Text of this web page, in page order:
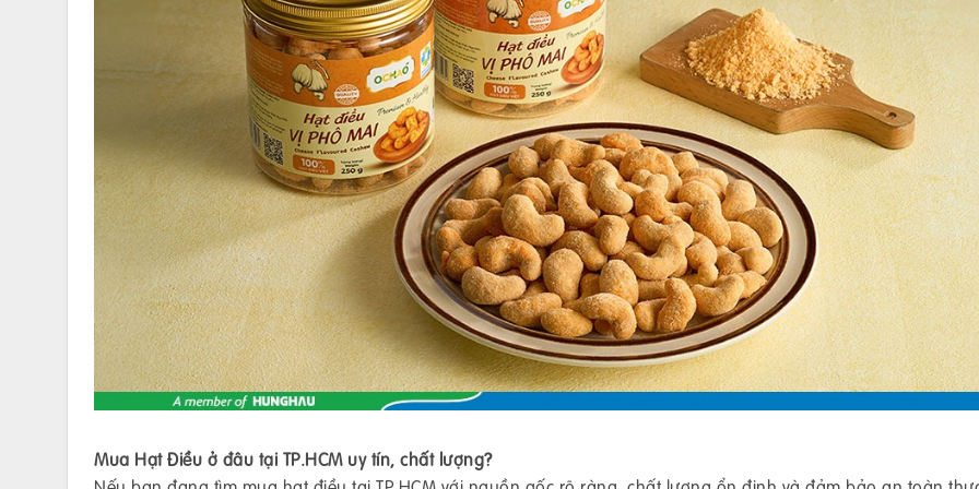
Mua Hạt Điều ở đâu tại TP.HCM uy tín, chất lượng?